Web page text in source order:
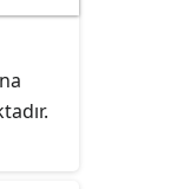
canlı
kalan
na